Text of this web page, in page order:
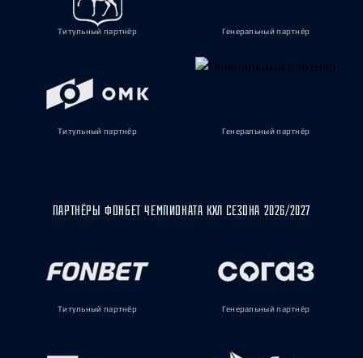
Титульный партнёр Генеральный партнёр
Титульный партнёр Генеральный партнёр
ПАРТНЁРЫ ФОНБЕТ ЧЕМПИОНАТА КХЛ СЕЗОНА 2026/2027
Титульный партнёр Генеральный партнёр